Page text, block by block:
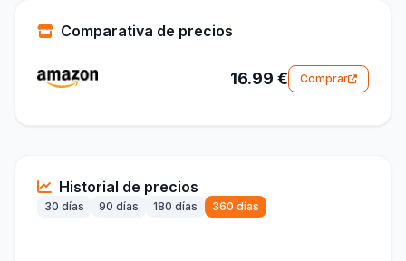
Comparativa de precios
16.99 € Comprar
Historial de precios
30 días 90 días 180 días 360 días